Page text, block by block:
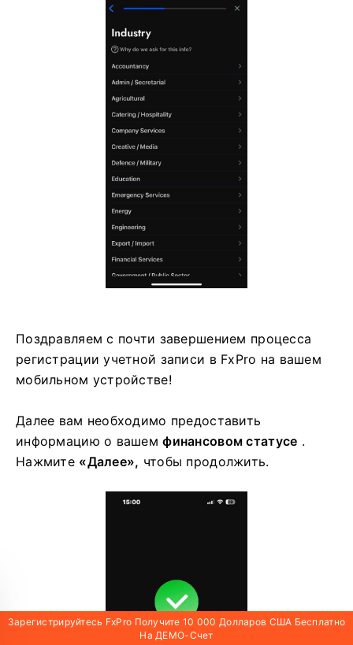
Поздравляем с почти завершением процесса
регистрации учетной записи в FxPro на вашем
мобильном устройстве!
Далее вам необходимо предоставить
информацию о вашемфинансовом статусе .
Нажмите «Далее», чтобы продолжить.
Зарегистрируйтесь FxPro Получите 10 000 Долларов США Бесплатно
На ДЕМО-Счет